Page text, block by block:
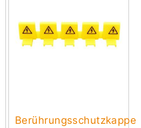
Berührungsschutzkappe